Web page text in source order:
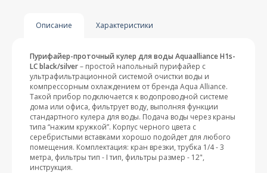
Описание Характеристики
Пурифайер-проточный кулер для воды Aquaalliance H1s-
LС black/silver– простой напольный пурифайер с
ультрафильтрационной системой очистки воды и
компрессорным охлаждением от бренда Aqua Alliance.
Такой прибор подключается к водопроводной системе
дома или офиса, фильтрует воду, выполняя функции
стандартного кулера для воды. Подача воды через краны
типа “нажим кружкой”. Корпус черного цвета с
серебристыми вставками хорошо подойдет для любого
помещения. Комплектация: кран врезки, трубка 1/4 - 3
метра, фильтры тип - I тип, фильтры размер - 12",
инструкция.